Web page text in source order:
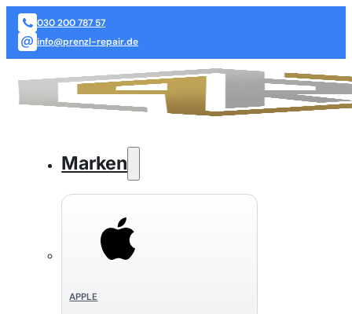
030 200 787 57
info@prenzl-repair.de
Marken
APPLE